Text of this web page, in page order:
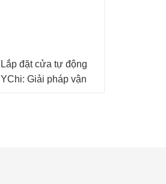
Lắp đặt cửa tự động
YChi: Giải pháp vận